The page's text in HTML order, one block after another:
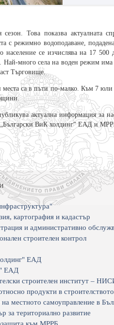
Това показва актуалната
с режимно водоподаване,
население се изчислява на 17
Най-много села на воден режим има
Търговище.
места са в пъти по-малко. Към 7 юли
актуална информация за
ВиК холдинг“ ЕАД и
картография и кадастър
и административно
строителен контрол
ЕАД
ЕАД
строителен институт –
продукти в строителството
местното самоуправление в
за териториално развитие